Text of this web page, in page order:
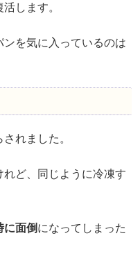
します。
を気に入っているのは
れました。
ど、同じように冷凍す
に面倒になってしまった